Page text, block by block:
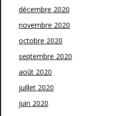
décembre 2020
novembre 2020
octobre 2020
septembre 2020
août 2020
juillet 2020
juin 2020